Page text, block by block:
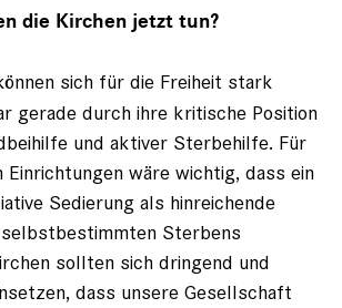
die Kirchen jetzt tun?
sich für die Freiheit stark
gerade durch ihre kritische Position
und aktiver Sterbehilfe. Für
Einrichtungen wäre wichtig, dass ein
Sedierung als hinreichende
Sterbens
sollten sich dringend und
dass unsere Gesellschaft